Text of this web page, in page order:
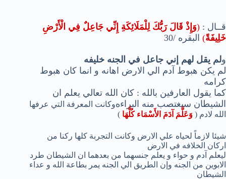
قــال : (وَإِذْ قَالَ رَبُّكَ لِلْمَلَائِكَةِ إِنِّي جَاعِلٌ فِي الْأَرْضِ
خَلِيفَةً) البقره /30
ولم يقل لهم إني جاعل في الجنه خليفه
لم يكن هبوط آدم الي الارض اهانه و انما كان هبوط
كرامه
كما يقول العارفين بالله : كان الله تعالي يعلم ان
الشيطان سيغتصب منه البراءهوكانت المعرفة التي عرفها
الله لادم ( وَعَلَّمَ آدَمَ الأَسْمَاء كُلَّهَا )
شيئا لازماً لحياه علي الارض وكانت التجربة كلها ركنا من
اركان الخلافه في الارض
ليعلم آدم و حواء و يعلم جنسهما من بعدهما ان الشيطان طرد
الابوين من الجنه وإن الطريق الي الجنه يمر بطاعة الله و عداء
الشيطان